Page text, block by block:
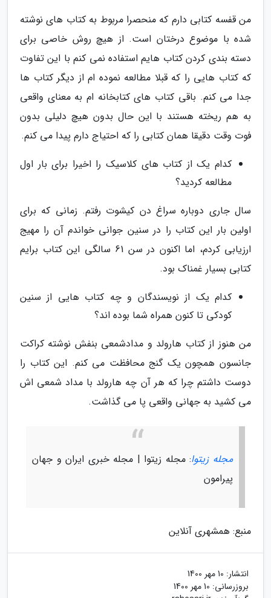
من قفسه کتابی دارم که منحصرا مربوط به کتاب های نوشته
شده با موضوع درختان است. از هیچ روش خاصی برای
دسته بندی کردن کتاب هایم استفاده نمی کنم با این تفاوت
که کتاب هایی را که قبلا مطالعه نموده ام از دیگر کتاب ها
جدا می کنم. باقی کتاب های کتابخانه ام به معنای واقعی
به هم ریخته هستند با این حال بدون هیچ دلیلی بدون
فوت وقت دقیقا همان کتابی را که احتیاج دارم پیدا می کنم.
کدام یک از کتاب های کلاسیک را اخیرا برای بار اول
مطالعه کردید؟
سال جاری دوباره سراغ دن کیشوت رفتم. زمانی که برای
اولین بار این کتاب را در سنین جوانی خواندم آن را مهیج
ارزیابی کردم، اما اکنون در سن 61 سالگی این کتاب برایم
کتابی بسیار غمناک بود.
کدام یک از نویسندگان و چه کتاب هایی از سنین
کودکی تا کنون همراه شما بوده اند؟
من هنوز از کتاب هارولد و مدادشمعی بنفش نوشته کراکت
جانسون همچون یک گنج محافظت می کنم. این کتاب را
دوست داشتم چرا که هر آن چه هارولد با مداد شمعی اش
می کشید به جهانی واقعی پا می گذاشت.
مجله زیتوا: مجله زیتوا | مجله خبری ایران و جهان
پیرامون
منبع: همشهری آنلاین
انتشار: 10 مهر 1400
بروزرسانی: 10 مهر 1400